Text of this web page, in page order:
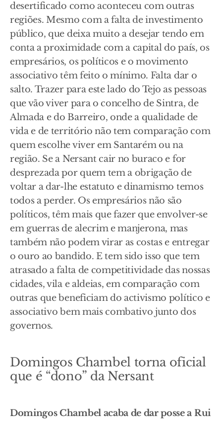
desertificado como aconteceu com outras
regiões. Mesmo com a falta de investimento
público, que deixa muito a desejar tendo em
conta a proximidade com a capital do país, os
empresários, os políticos e o movimento
associativo têm feito o mínimo. Falta dar o
salto. Trazer para este lado do Tejo as pessoas
que vão viver para o concelho de Sintra, de
Almada e do Barreiro, onde a qualidade de
vida e de território não tem comparação com
quem escolhe viver em Santarém ou na
região. Se a Nersant cair no buraco e for
desprezada por quem tem a obrigação de
voltar a dar-lhe estatuto e dinamismo temos
todos a perder. Os empresários não são
políticos, têm mais que fazer que envolver-se
em guerras de alecrim e manjerona, mas
também não podem virar as costas e entregar
o ouro ao bandido. E tem sido isso que tem
atrasado a falta de competitividade das nossas
cidades, vila e aldeias, em comparação com
outras que beneficiam do activismo político e
associativo bem mais combativo junto dos
governos.
Domingos Chambel torna oficial
que é “dono” da Nersant
Domingos Chambel acaba de dar posse a Rui